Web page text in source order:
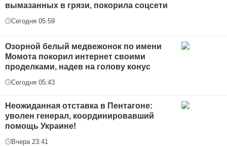
вымазанных в грязи, покорила соцсети
Сегодня 05:59
Озорной белый медвежонок по имени
Момота покорил интернет своими
проделками, надев на голову конус
Сегодня 05:43
Неожиданная отставка в Пентагоне:
уволен генерал, координировавший
помощь Украине!
Вчера 23:41